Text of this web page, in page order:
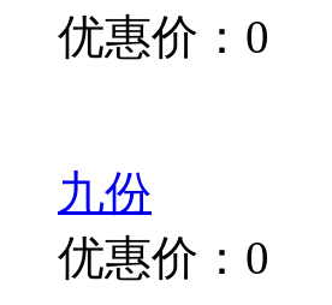
优惠价：0
九份
优惠价：0